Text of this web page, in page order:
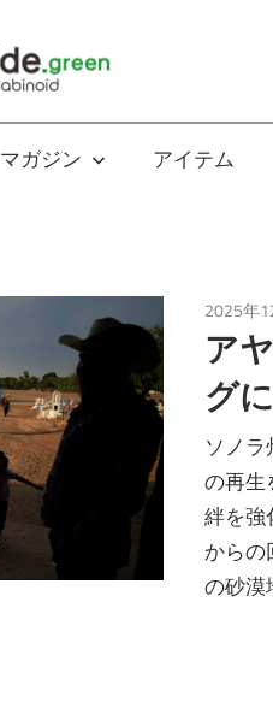
マガジン アイテム
2025年
ア
グ
ソノ
の再生
絆を強
からの
の砂漠